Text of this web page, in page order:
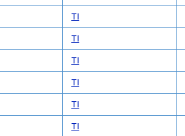
TI
TI
TI
TI
TI
TI